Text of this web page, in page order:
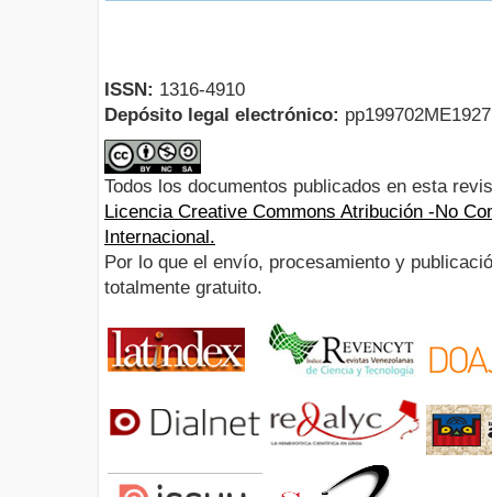
ISSN: 1316-4910
Depósito legal electrónico:
Todos los documentos publicados en esta
Licencia Creative Commons Atribución -No
Internacional.
Por lo que el envío, procesamiento y
totalmente gratuito.